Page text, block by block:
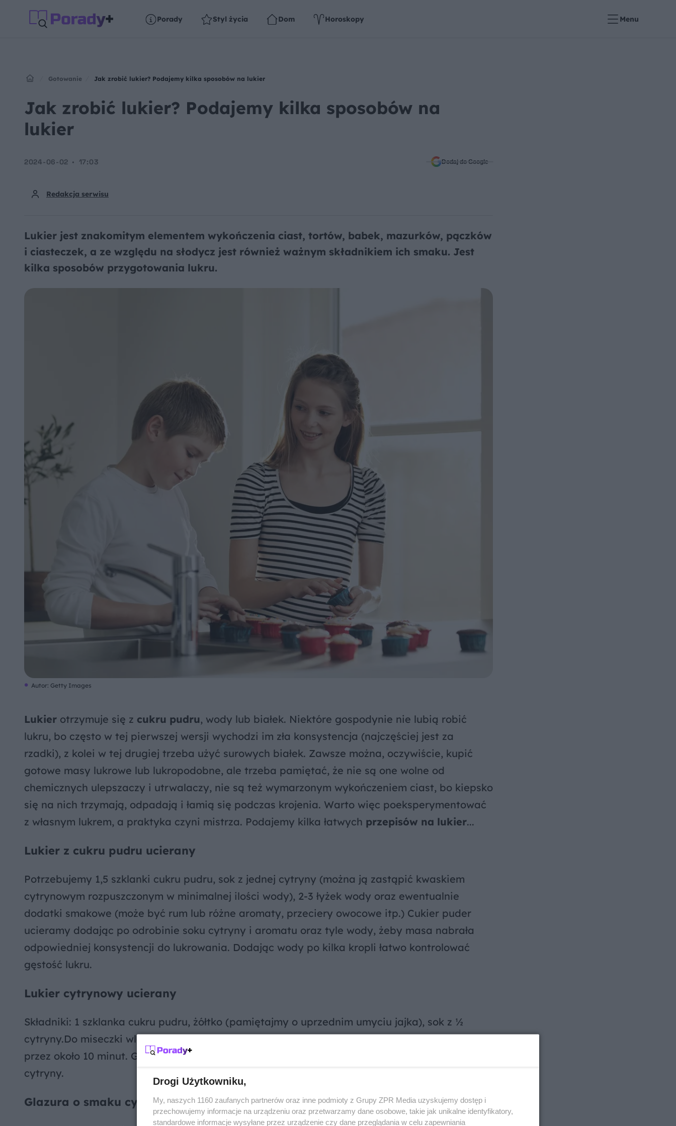
Porady Styl życia Dom Horoskopy Menu
Gotowanie Jak zrobić lukier? Podajemy kilka sposobów na lukier
Jak zrobić lukier? Podajemy kilka sposobów na
lukier
Redakcja serwisu
2024-06-02 17:03 Dodaj do Google
Lukier jest znakomitym elementem wykończenia ciast, tortów, babek, mazurków, pączków
i ciasteczek, a ze względu na słodycz jest również ważnym składnikiem ich smaku. Jest
kilka sposobów przygotowania lukru.
Autor: Getty Images
Lukier otrzymuje się z cukru pudru, wody lub białek. Niektóre gospodynie nie lubią robić
lukru, bo często w tej pierwszej wersji wychodzi im zła konsystencja (najczęściej jest za
rzadki), z kolei w tej drugiej trzeba użyć surowych białek. Zawsze można, oczywiście, kupić
gotowe masy lukrowe lub lukropodobne, ale trzeba pamiętać, że nie są one wolne od
chemicznych ulepszaczy i utrwalaczy, nie są też wymarzonym wykończeniem ciast, bo kiepsko
się na nich trzymają, odpadają i łamią się podczas krojenia. Warto więc poeksperymentować
z własnym lukrem, a praktyka czyni mistrza. Podajemy kilka łatwych przepisów na lukier...
Lukier z cukru pudru ucierany
Potrzebujemy 1,5 szklanki cukru pudru, sok z jednej cytryny (można ją zastąpić kwaskiem
cytrynowym rozpuszczonym w minimalnej ilości wody), 2-3 łyżek wody oraz ewentualnie
dodatki smakowe (może być rum lub różne aromaty, przeciery owocowe itp.) Cukier puder
ucieramy dodając po odrobinie soku cytryny i aromatu oraz tyle wody, żeby masa nabrała
odpowiedniej konsystencji do lukrowania. Dodając wody po kilka kropli łatwo kontrolować
gęstość lukru.
Lukier cytrynowy ucierany
Składniki: 1 szklanka cukru pudru, żółtko (pamiętajmy o uprzednim umyciu jajka), sok z ½
cytryny.Do miseczki wlewamy zółtko, wsypujemy cukier i dodajemy sok z cytryny. Ucieramy
przez około 10 minut. Gdy masa wydaje się za rzadka dodajemy cukier, gdy za gęsta sok z
cytryny.
Glazura o smaku cytrynowym
Drogi Użytkowniku,
My, naszych 1160 zaufanych partnerów oraz inne podmioty z Grupy ZPR Media uzyskujemy dostęp i
przechowujemy informacje na urządzeniu oraz przetwarzamy dane osobowe, takie jak unikalne identyfikatory,
standardowe informacje wysyłane przez urządzenie czy dane przeglądania w celu zapewniania